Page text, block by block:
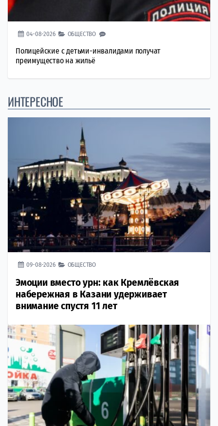
04-08-2026 ОБЩЕСТВО
Полицейские с детьми-инвалидами получат
преимущество на жильё
ИНТЕРЕСНОЕ
09-08-2026 ОБЩЕСТВО
Эмоции вместо урн: как Кремлёвская
набережная в Казани удерживает
внимание спустя 11 лет